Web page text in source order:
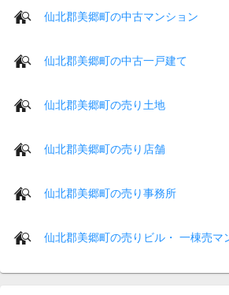
仙北郡美郷町の中古マンション
仙北郡美郷町の中古一戸建て
仙北郡美郷町の売り土地
仙北郡美郷町の売り店舗
仙北郡美郷町の売り事務所
仙北郡美郷町の売りビル・ 一棟売マ